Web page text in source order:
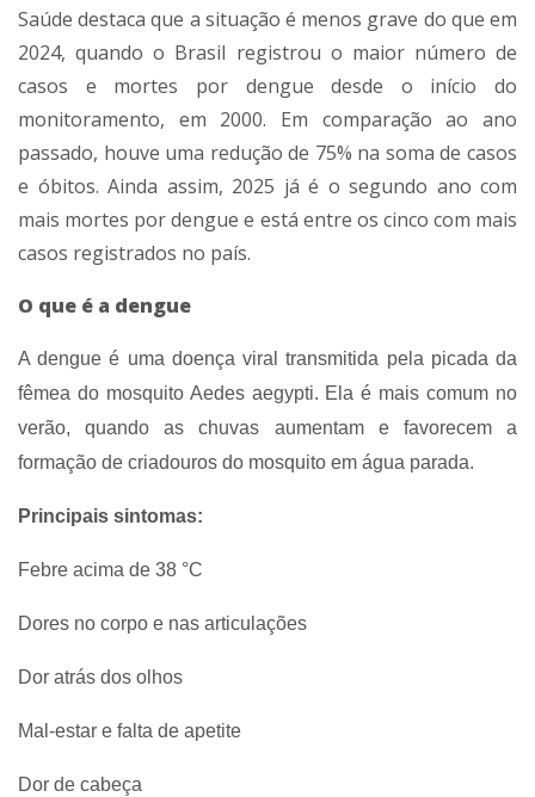
Saúde destaca que a situação é menos grave do que em
2024, quando o Brasil registrou o maior número de
casos e mortes por dengue desde o início do
monitoramento, em 2000. Em comparação ao ano
passado, houve uma redução de 75% na soma de casos
e óbitos. Ainda assim, 2025 já é o segundo ano com
mais mortes por dengue e está entre os cinco com mais
casos registrados no país.
O que é a dengue
A dengue é uma doença viral transmitida pela picada da
fêmea do mosquito Aedes aegypti. Ela é mais comum no
verão, quando as chuvas aumentam e favorecem a
formação de criadouros do mosquito em água parada.
Principais sintomas:
Febre acima de 38 °C
Dores no corpo e nas articulações
Dor atrás dos olhos
Mal-estar e falta de apetite
Dor de cabeça